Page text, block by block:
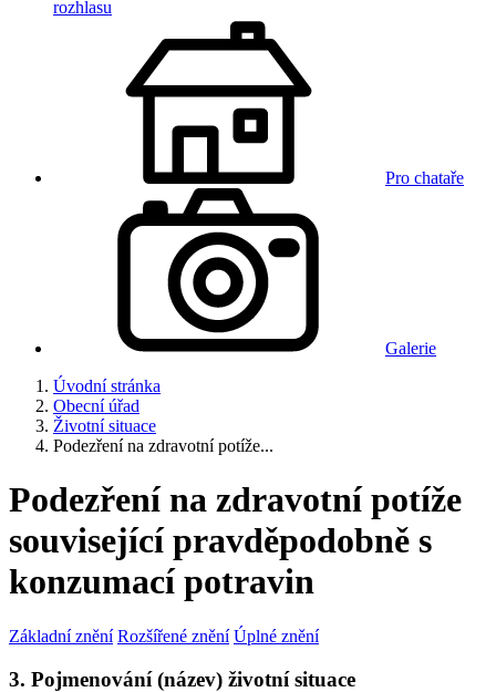
rozhlasu
Pro chataře
Galerie
Úvodní stránka
Obecní úřad
Životní situace
Podezření na zdravotní potíže...
Podezření na zdravotní potíže
související pravděpodobně s
konzumací potravin
Základní znění Rozšířené znění Úplné znění
3. Pojmenování (název) životní situace